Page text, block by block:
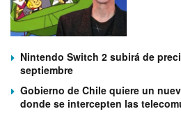
Nintendo Switch 2 subirá de
septiembre
Gobierno de Chile quiere un
donde se intercepten las